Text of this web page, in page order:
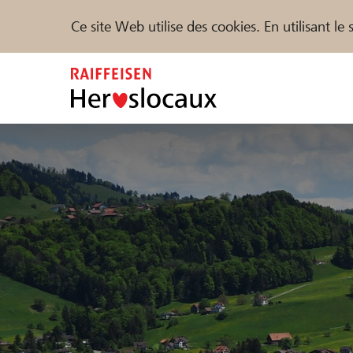
Ce site Web utilise des cookies. En utilisant
Trouvez des projets et des organisations
FR IT